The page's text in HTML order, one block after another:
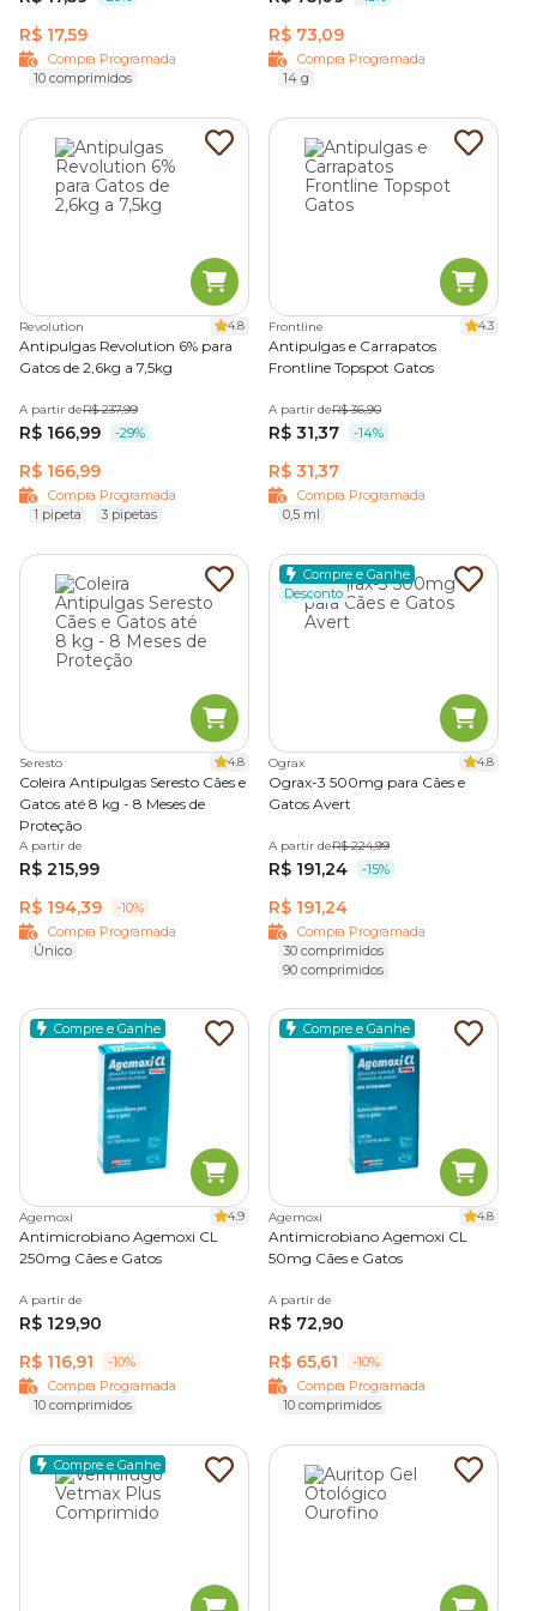
R$ 17,59
Compra Programada
10 comprimidos
R$ 73,09
Compra Programada
14 g
Revolution 4.8
Antipulgas Revolution 6% para
Gatos de 2,6kg a 7,5kg
A partir deR$ 237,99
R$ 166,99 -29%
R$ 166,99
Compra Programada
1 pipeta
3 pipetas
Frontline 4.3
Antipulgas e Carrapatos
Frontline Topspot Gatos
A partir deR$ 36,90
R$ 31,37 -14%
R$ 31,37
Compra Programada
0,5 ml
Seresto 4.8
Coleira Antipulgas Seresto Cães e
Gatos até 8 kg - 8 Meses de
Proteção
A partir de
R$ 215,99
R$ 194,39
-10%
Compra Programada
Único
Compre e Ganhe
Desconto
Ograx 4.8
Ograx-3 500mg para Cães e
Gatos Avert
A partir deR$ 224,99
R$ 191,24 -15%
R$ 191,24
Compra Programada
30 comprimidos
90 comprimidos
Compre e Ganhe
Agemoxi 4.9
Antimicrobiano Agemoxi CL
250mg Cães e Gatos
A partir de
R$ 129,90
R$ 116,91
-10%
Compra Programada
10 comprimidos
Compre e Ganhe
Agemoxi 4.8
Antimicrobiano Agemoxi CL
50mg Cães e Gatos
A partir de
R$ 72,90
R$ 65,61
-10%
Compra Programada
10 comprimidos
Compre e Ganhe